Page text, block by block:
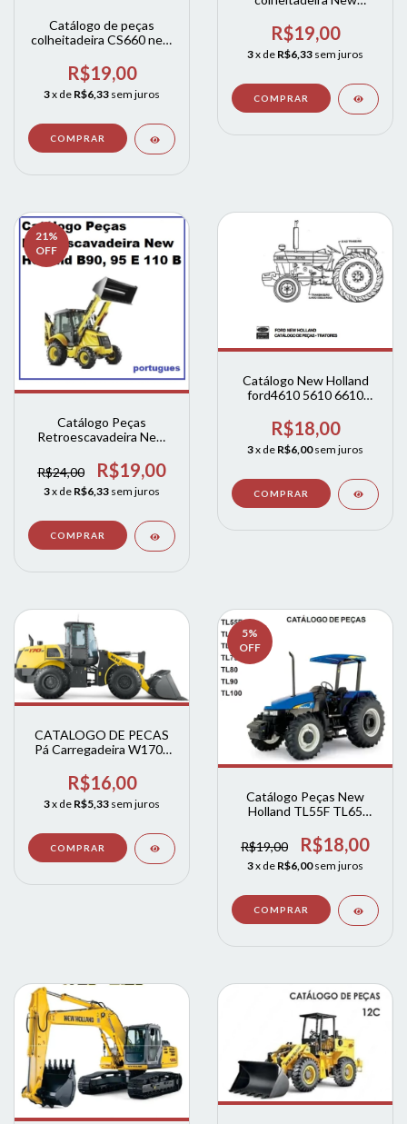
Catálogo de peças
colheitadeira CS660 new
R$19,00
3x de R$6,33 sem juros
R$19,00
3x de R$6,33 sem juros
21%
OFF
Catálogo Peças
Retroescavadeira New
B110B
R$24,00 R$19,00
3x de R$6,33 sem juros
Catálogo New Holland
ford4610 5610 6610
R$18,00
3x de R$6,00 sem juros
CATALOGO DE PECAS
Pá Carregadeira W170b
R$16,00
3x de R$5,33 sem juros
5%
OFF
Catálogo Peças New
Holland TL55F TL65
TL75F TL80 TL90 TL100
R$19,00 R$18,00
3x de R$6,00 sem juros